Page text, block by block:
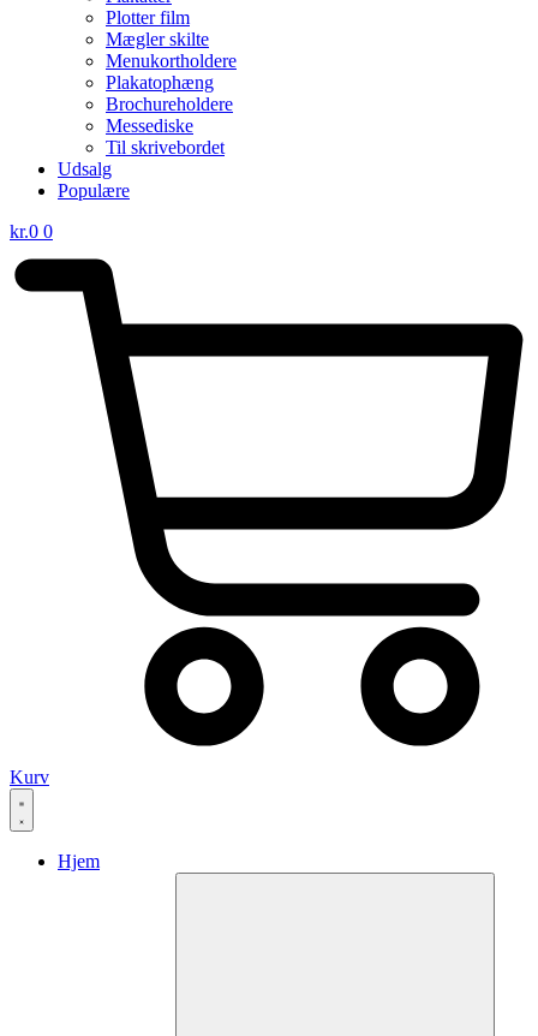
Plotter film
Mægler skilte
Menukortholdere
Plakatophæng
Brochureholdere
Messediske
Til skrivebordet
Udsalg
Populære
kr.0 0
Kurv
Hjem